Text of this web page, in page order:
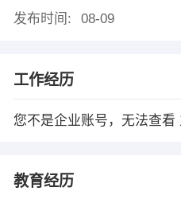
发布时间:
08-09
工作经历
您不是企业账号，无法查看
教育经历